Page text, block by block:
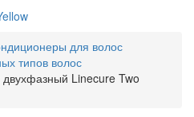
для волос
типов волос
Linecure Two